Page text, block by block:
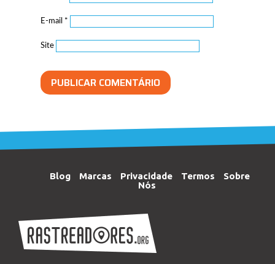
E-mail *
Site
Blog Marcas Privacidade Termos
Sobre
Nós